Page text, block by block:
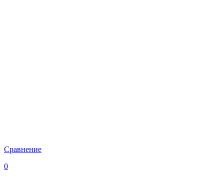
Сравнение
0